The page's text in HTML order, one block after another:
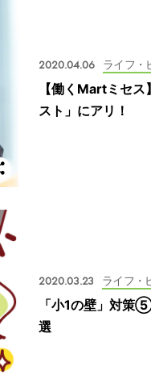
2020.04.06 ライフ・
【働くMartミセ
スト」にアリ！
2020.03.23 ライフ・
「小1の壁」対策
選